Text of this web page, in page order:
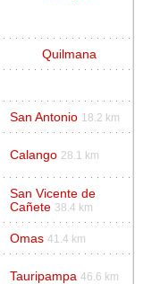
Quilmana
San Antonio 18.2 km
Calango 28.1 km
San Vicente de
Cañete 38.4 km
Omas 41.4 km
Tauripampa 46.6 km